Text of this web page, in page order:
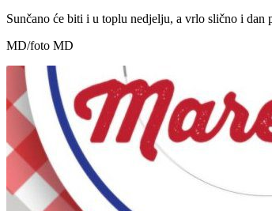
Sunčano će biti i u toplu nedjelju, a vrlo slično i dan
MD/foto MD